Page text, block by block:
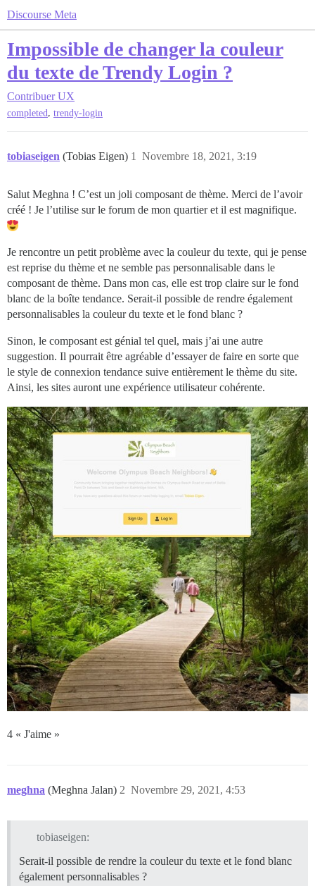
Discourse Meta
Impossible de changer la couleur
du texte de Trendy Login ?
Contribuer UX
completed, trendy-login
tobiaseigen (Tobias Eigen) Novembre 18, 2021, 3:19
1
Salut Meghna ! C’est un joli composant de thème. Merci de l’avoir
créé ! Je l’utilise sur le forum de mon quartier et il est magnifique.
Je rencontre un petit problème avec la couleur du texte, qui je pense
est reprise du thème et ne semble pas personnalisable dans le
composant de thème. Dans mon cas, elle est trop claire sur le fond
blanc de la boîte tendance. Serait-il possible de rendre également
personnalisables la couleur du texte et le fond blanc ?
Sinon, le composant est génial tel quel, mais j’ai une autre
suggestion. Il pourrait être agréable d’essayer de faire en sorte que
le style de connexion tendance suive entièrement le thème du site.
Ainsi, les sites auront une expérience utilisateur cohérente.
4 « J'aime »
meghna (Meghna Jalan) Novembre 29, 2021, 4:53
2
tobiaseigen:
Serait-il possible de rendre la couleur du texte et le fond blanc
également personnalisables ?